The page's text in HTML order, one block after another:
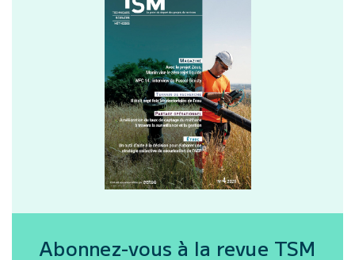
Abonnez-vous à la revue TSM